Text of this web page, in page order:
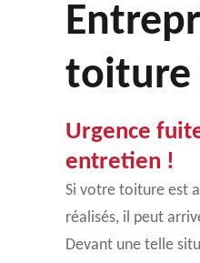
toiture
Urgence
entretien !
Si votre toiture est
réalisés, il peut
Devant une telle